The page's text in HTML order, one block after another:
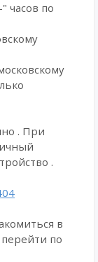
часов по
. При
.
в
по